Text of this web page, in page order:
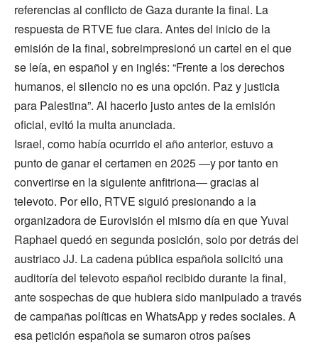
referencias al conflicto de Gaza durante la final. La
respuesta de RTVE fue clara. Antes del inicio de la
emisión de la final, sobreimpresionó un cartel en el que
se leía, en español y en inglés: “Frente a los derechos
humanos, el silencio no es una opción. Paz y justicia
para Palestina”. Al hacerlo justo antes de la emisión
oficial, evitó la multa anunciada.
Israel, como había ocurrido el año anterior, estuvo a
punto de ganar el certamen en 2025 ―y por tanto en
convertirse en la siguiente anfitriona― gracias al
televoto. Por ello, RTVE siguió presionando a la
organizadora de Eurovisión el mismo día en que Yuval
Raphael quedó en segunda posición, solo por detrás del
austriaco JJ. La cadena pública española solicitó una
auditoría del televoto español recibido durante la final,
ante sospechas de que hubiera sido manipulado a través
de campañas políticas en WhatsApp y redes sociales. A
esa petición española se sumaron otros países